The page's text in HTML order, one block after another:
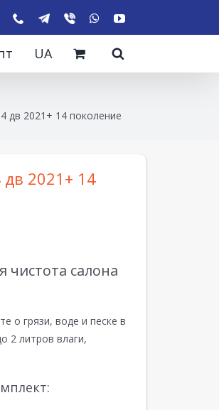
UA
дв 2021+ 14 поколение
дв 2021+ 14
салона
о грязи, воде и песке в
2 литров влаги,